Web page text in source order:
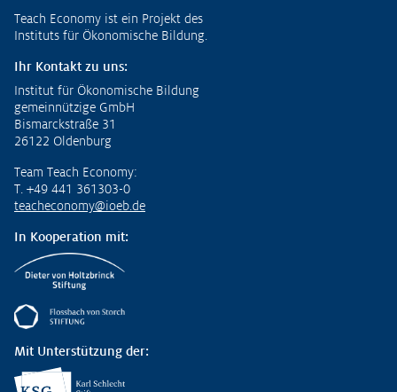
Teach Economy ist ein Projekt des
Instituts für Ökonomische Bildung.
Ihr Kontakt zu uns:
Institut für Ökonomische Bildung
gemeinnützige GmbH
Bismarckstraße 31
26122 Oldenburg
Team Teach Economy:
T. +49 441 361303-0
teacheconomy@ioeb.de
In Kooperation mit:
Mit Unterstützung der: